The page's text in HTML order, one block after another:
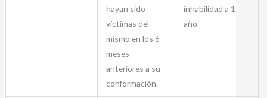
hayan sido
víctimas del
mismo en los 6
meses
anteriores a su
conformación.
inhabilidad a 1
año.